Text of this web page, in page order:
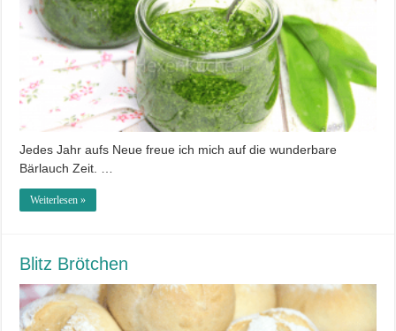
Jedes Jahr aufs Neue freue ich mich auf die wunderbare
Bärlauch Zeit. …
Weiterlesen »
Blitz Brötchen